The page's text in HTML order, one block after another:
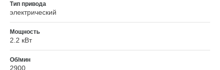
Тип привода
электрический
Мощность
2.2 кВт
Об/мин
2900